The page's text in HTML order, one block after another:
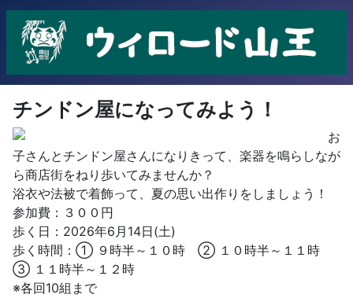
チンドン屋になってみよう！
お
子さんとチンドン屋さんになりきって、楽器を鳴らしなが
ら商店街をねり歩いてみませんか？
浴衣や法被で着飾って、夏の思い出作りをしましょう！
参加費：３００円
歩く日：2026年6月14日(土)
歩く時間：① ９時半～１０時 ② １０時半～１１時
③ １１時半～１２時
※各回10組まで